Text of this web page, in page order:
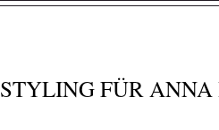
STYLING FÜR